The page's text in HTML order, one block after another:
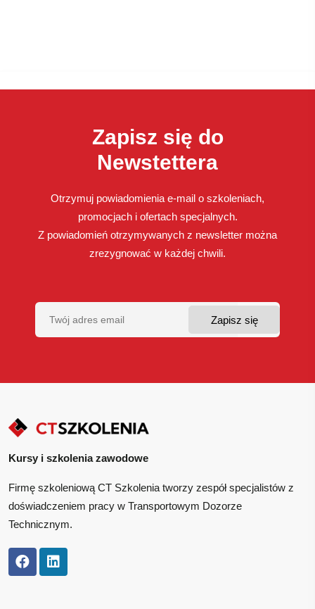
Zapisz się do
Newstettera
Otrzymuj powiadomienia e-mail o szkoleniach,
promocjach i ofertach specjalnych.
Z powiadomień otrzymywanych z newsletter można
zrezygnować w każdej chwili.
Kursy i szkolenia zawodowe
Firmę szkoleniową CT Szkolenia tworzy zespół specjalistów z
doświadczeniem pracy w Transportowym Dozorze
Technicznym.